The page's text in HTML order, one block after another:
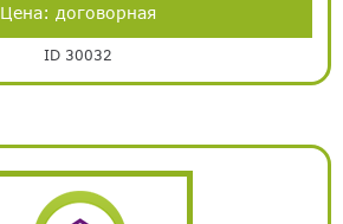
Цена: договорная
ID 30032